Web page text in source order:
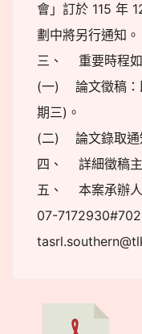
會」訂於 115 年
劃中將另行通知。
三、 重要時程如
(一) 論文徵稿：
期三)。
(二) 論文錄取通
四、 詳細徵稿主
五、 本案承辦人
07-